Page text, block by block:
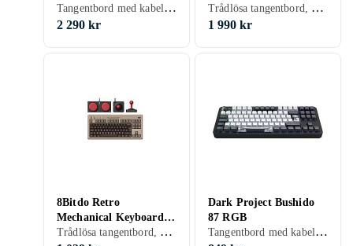
Optical Switch GEN-2
(Nordic)
Tangentbord med kabel, Gamingtangentbord, Engelsk, TKL (tenkeyless/kompakt)
2 290 kr
Mekaniskt Tangentbord
(EN)
Trådlösa tangentbord, Gamingtangentbord, Mekaniska tangentbord, Mekaniskt, Engelsk, Mac
1 990 kr
8Bitdo Retro
Mechanical Keyboard
ISO C64 Edition (ENG)
Trådlösa tangentbord, Tangentbord med kabel, Mekaniska tangentbord, Mekaniskt, Engelsk, PC
Dark Project Bushido
87 RGB
Tangentbord med kabel, Gamingtangentbord, Mekaniska tangentbord, Mekaniskt, Engelsk, PC, Mac, TKL (tenkeyless/kompakt)